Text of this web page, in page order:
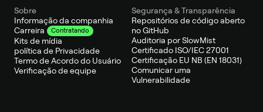
Sobre
Informação da companhia
Carreira
Contratando
Kits de mídia
política de Privacidade
Termo de Acordo do Usuário
Verificação de equipe
Segurança & Transparência
Repositórios de código aberto
no GitHub
Auditoria por SlowMist
Certificado ISO/IEC 27001
Certificação EU NB (EN 18031)
Comunicar uma
Vulnerabilidade